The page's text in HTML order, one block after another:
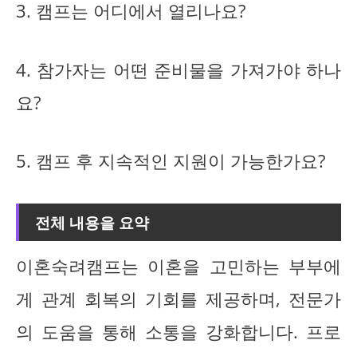
3. 캠프는 어디에서 열리나요?
4. 참가자는 어떤 준비물을 가져가야 하나
요?
5. 캠프 후 지속적인 지원이 가능한가요?
전체 내용을 요약
이혼숙려캠프는 이혼을 고민하는 부부에
게 관계 회복의 기회를 제공하며, 전문가
의 도움을 통해 소통을 강화합니다. 프로